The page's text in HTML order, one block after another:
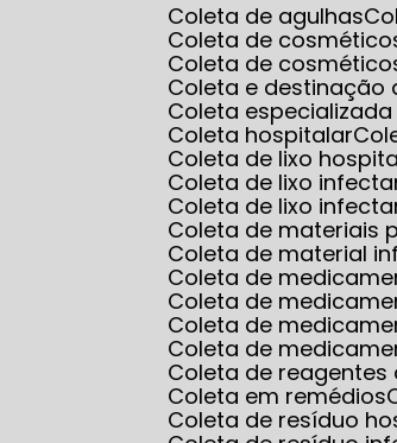
Coleta de agulhas
Coleta de
Coleta de
Coleta e
Coleta
Coleta hospitalar
Coleta de lixo
Coleta de lixo
Coleta de lixo
Coleta de
Coleta de material
Coleta de
Coleta de
Coleta de
Coleta de
Coleta de
Coleta em remédios
Coleta de resíduo